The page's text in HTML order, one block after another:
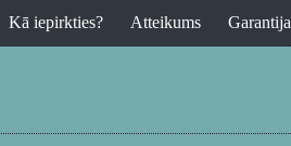
Kā iepirkties? Atteikums Garantija